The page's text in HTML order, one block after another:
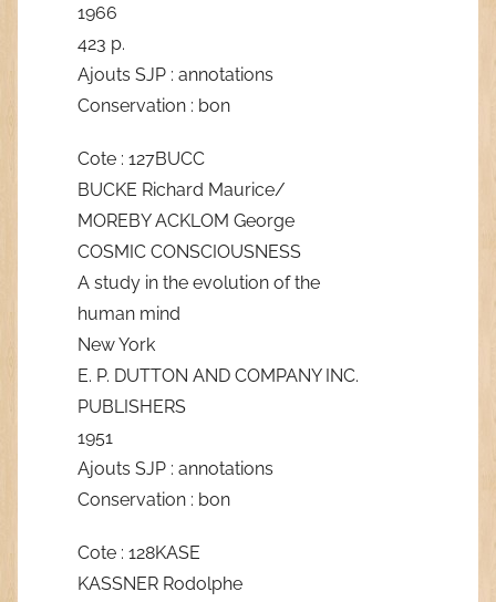
1966
423 p.
Ajouts SJP : annotations
Conservation : bon
Cote : 127BUCC
BUCKE Richard Maurice/
MOREBY ACKLOM George
COSMIC CONSCIOUSNESS
A study in the evolution of the
human mind
New York
E. P. DUTTON AND COMPANY INC.
PUBLISHERS
1951
Ajouts SJP : annotations
Conservation : bon
Cote : 128KASE
KASSNER Rodolphe